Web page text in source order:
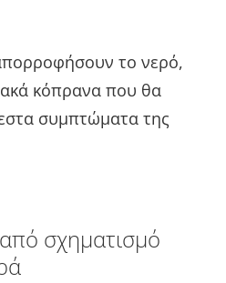
το νερό,
κόπρανα που θα
συμπτώματα της
σχηματισμό